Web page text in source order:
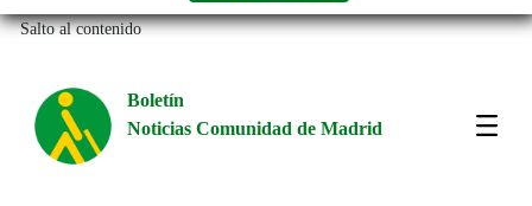
Salto al contenido
Boletín
Noticias Comunidad de Madrid